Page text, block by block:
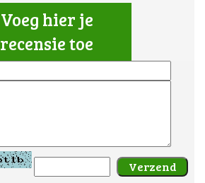
Voeg hier je
recensie toe